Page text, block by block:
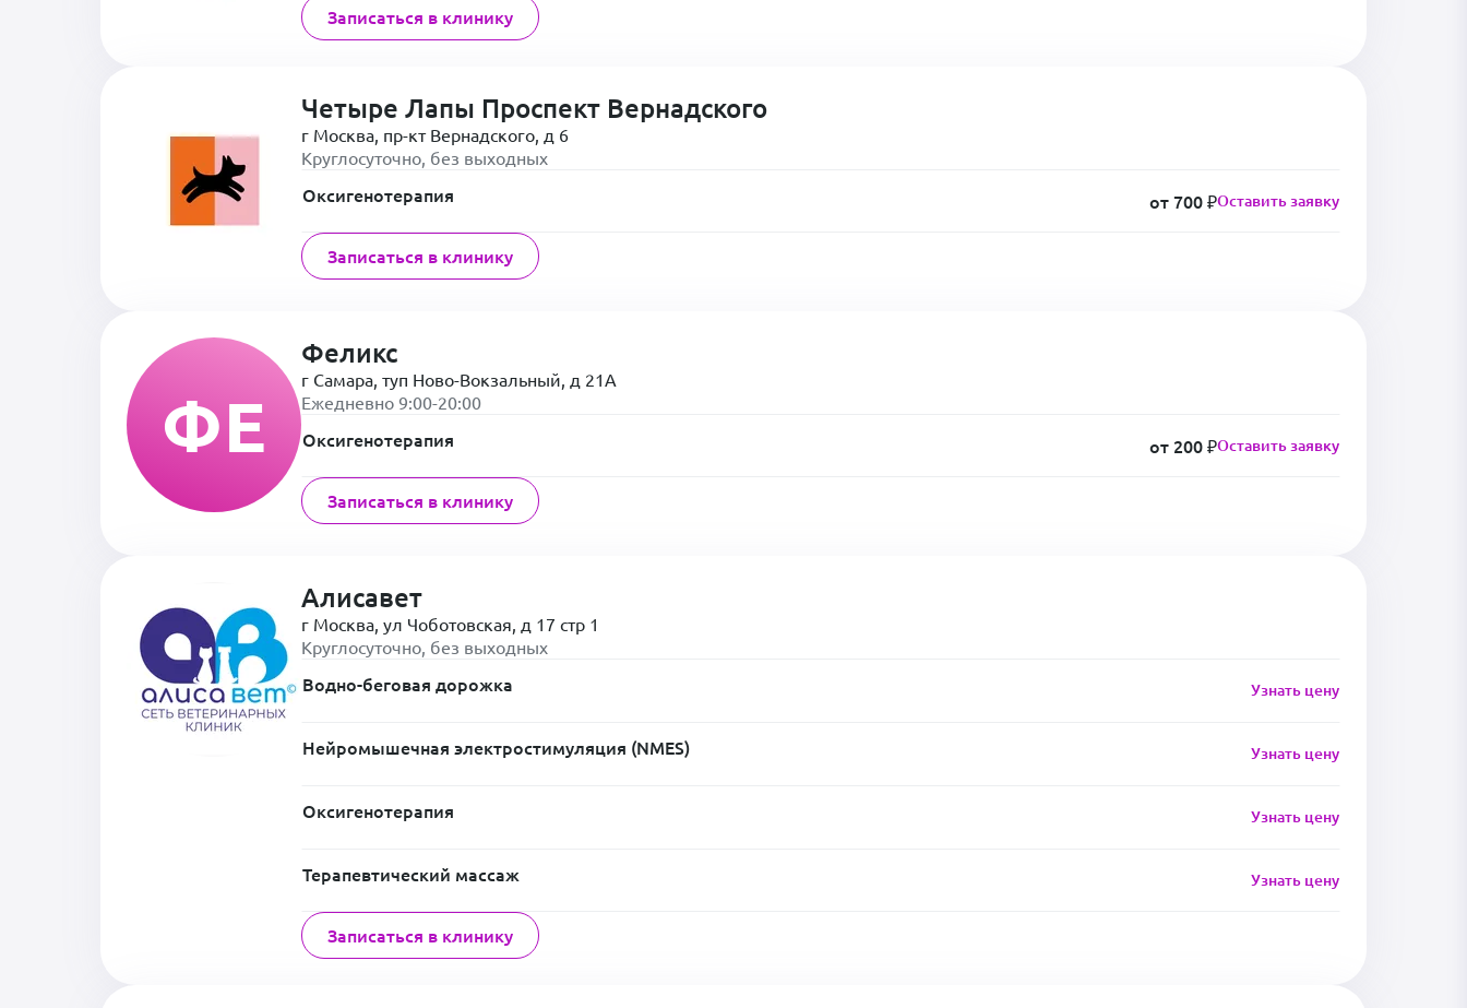
Записаться в клинику
Четыре Лапы Проспект Вернадского
г Москва, пр-кт Вернадского, д 6
Круглосуточно, без выходных
Оксигенотерапия от 700 ₽Оставить заявку
Записаться в клинику
ФЕ
Феликс
г Самара, туп Ново-Вокзальный, д 21А
Ежедневно 9:00-20:00
Оксигенотерапия от 200 ₽Оставить заявку
Записаться в клинику
Алисавет
г Москва, ул Чоботовская, д 17 стр 1
Круглосуточно, без выходных
Водно-беговая дорожка Узнать цену
Нейромышечная электростимуляция (NMES) Узнать цену
Оксигенотерапия Узнать цену
Терапевтический массаж Узнать цену
Записаться в клинику